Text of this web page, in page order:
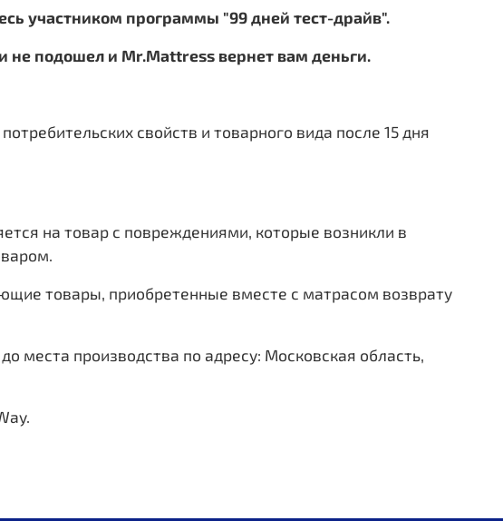
участником программы "99 дней тест-драйв".
не подошел и Mr.Mattress вернет вам деньги.
свойств и товарного вида после 15 дня
на товар с повреждениями, которые возникли в
товары, приобретенные вместе с матрасом возврату
места производства по адресу: Московская область,